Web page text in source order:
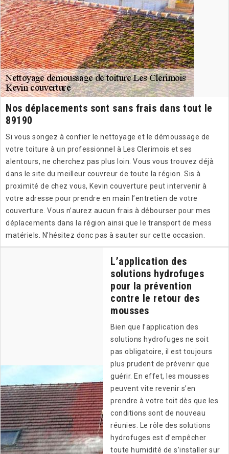
Nos déplacements sont sans frais dans tout le
89190
Si vous songez à confier le nettoyage et le démoussage de
votre toiture à un professionnel à Les Clerimois et ses
alentours, ne cherchez pas plus loin. Vous vous trouvez déjà
dans le site du meilleur couvreur de toute la région. Sis à
proximité de chez vous, Kevin couverture peut intervenir à
votre adresse pour prendre en main l’entretien de votre
couverture. Vous n’aurez aucun frais à débourser pour mes
déplacements dans la région ainsi que le transport de mess
matériels. N’hésitez donc pas à sauter sur cette occasion.
L’application des
solutions hydrofuges
pour la prévention
contre le retour des
mousses
Bien que l’application des
solutions hydrofuges ne soit
pas obligatoire, il est toujours
plus prudent de prévenir que
guérir. En effet, les mousses
peuvent vite revenir s’en
prendre à votre toit dès que les
conditions sont de nouveau
réunies. Le rôle des solutions
hydrofuges est d’empêcher
toute humidité de s’installer sur